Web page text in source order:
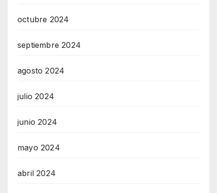
octubre 2024
septiembre 2024
agosto 2024
julio 2024
junio 2024
mayo 2024
abril 2024